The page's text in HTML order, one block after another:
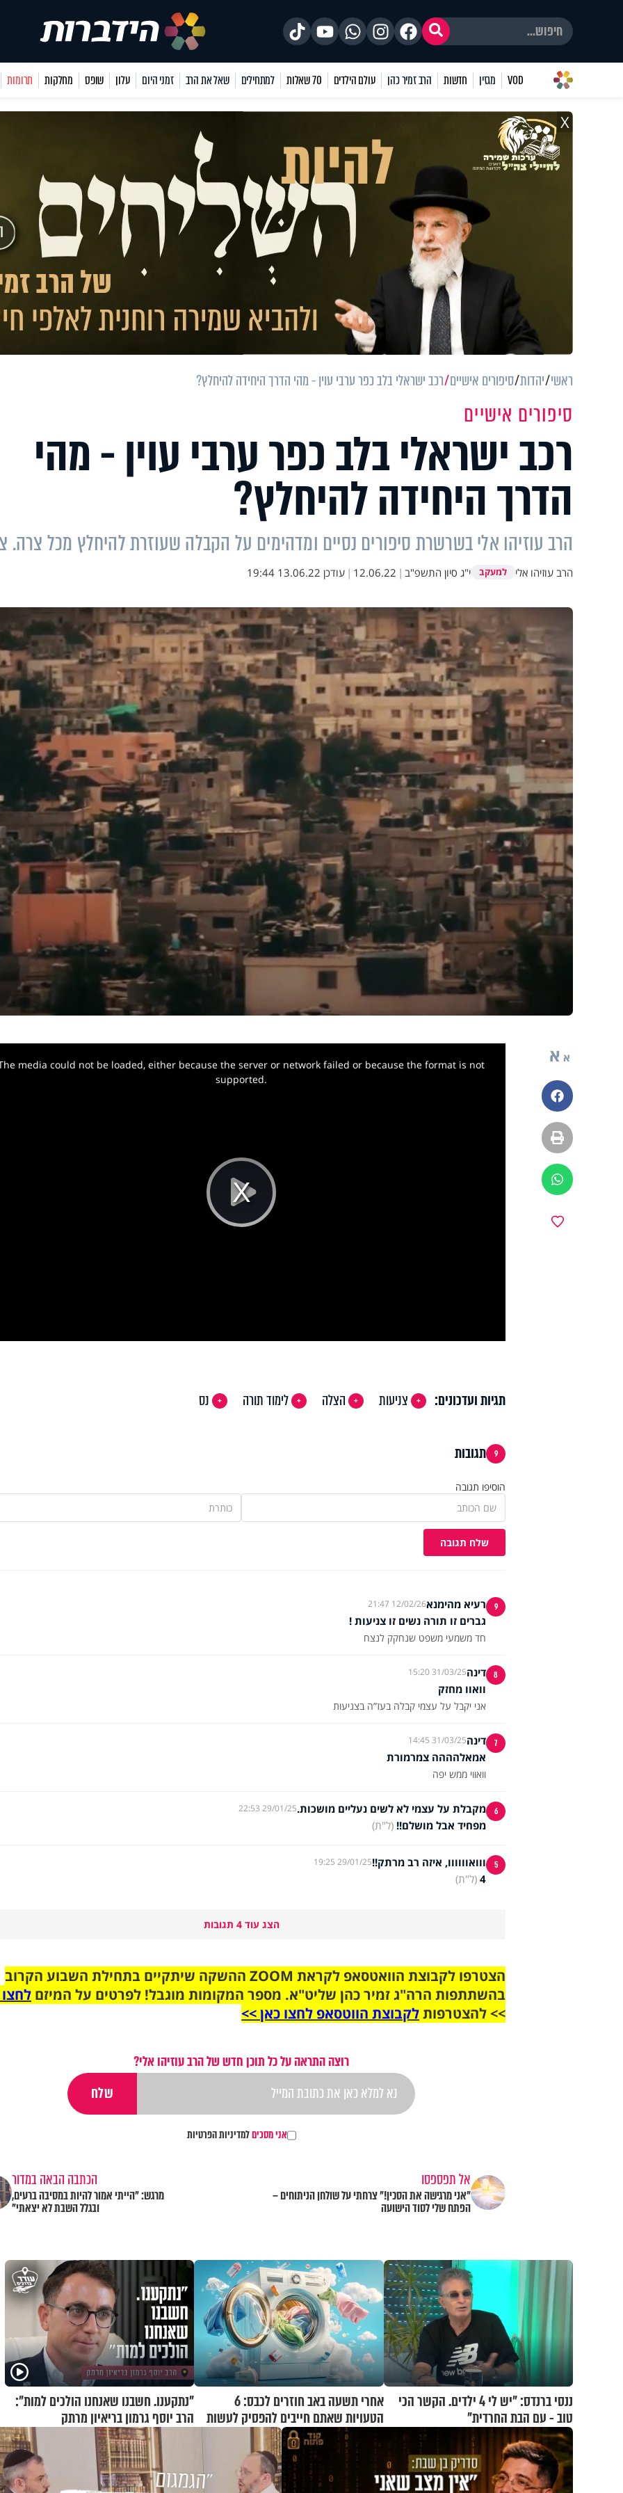
VOD מגזין חדשות הרב זמיר כהן עולם הילדים 70 שאלות למתחילים שאל את הרב זמני היום עלון שופס מחלקות תרומות
X
ראשי יהדות סיפורים אישיים רכב ישראלי בלב כפר ערבי עוין - מהי הדרך היחידה להיחלץ?
סיפורים אישיים
רכב ישראלי בלב כפר ערבי עוין - מהי
הדרך היחידה להיחלץ?
הרב עוזיהו אלי בשרשרת סיפורים נסיים ומדהימים על הקבלה שעוזרת להיחלץ מכל צרה.
הרב עוזיהו אלי למעקב י"ג סיון התשפ"ב |
12.06.22
| עודכן 13.06.22 19:44
א א
פייסבוק
הדפסה
ווטסאפ
Play
media could not be loaded, either because the server or network failed or because the format is not
supported.
תגיות ועדכונים: צניעות הצלה לימוד תורה נס
9 תגובות
הוסיפו תגובה
שלח תגובה
9 רעיא מהימנא12/02/26 21:47
גברים זו תורה נשים זו צניעות !
חד משמעי משפט שנחקק לנצח
8 דינה31/03/25 15:20
וואוו מחזק
אני יקבל על עצמי קבלה בעז”ה בצניעות
7 דינה31/03/25 14:45
אמאלהההה צמרמורת
וואווי ממש יפה
6 מקבלת על עצמי לא לשים נעליים מושכות.29/01/25 22:53
מפחיד אבל מושלם!! (ל"ת)
5 ווואוווווו, איזה רב מרתק!!29/01/25 19:25
4 (ל"ת)
הצג עוד 4 תגובות
הצטרפו לקבוצת הוואטסאפ לקראת ZOOM ההשקה שיתקיים בתחילת השבוע הקרוב
בהשתתפות הרה"ג זמיר כהן שליט"א. מספר המקומות מוגבל! לפרטים על המיזם
>> להצטרפותלקבוצת הווטסאפ לחצו כאן >>
רוצה התראה על כל תוכן חדש של הרב עוזיהו אלי?
אני מסכיםלמדיניות הפרטיות
אל תפספסו
"אני מרגישה את הסכין!" צרחתי על שולחן הניתוחים –
הפתח שלי לסוד הישועה
הכתבה הבאה במדור
מרגש: "הייתי אמור להיות במסיבה ברעים,
ובגלל השבת לא יצאתי"
ננסי ברנדס: "יש לי 4 ילדים. הקשר הכי
טוב - עם הבת החרדית"
אחרי תשעה באב חוזרים לכבס: 6
הטעויות שאתם חייבים להפסיק לעשות
"נתקענו. חשבנו שאנחנו הולכים למות":
הרב יוסף גרמון בריאיון מרתק